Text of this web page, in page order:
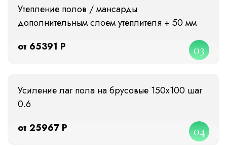
Утепление полов / мансарды
дополнительным слоем утеплителя + 50 мм
от 65391 Р
03
Усиление лаг пола на брусовые 150х100 шаг
0.6
от 25967 Р
04